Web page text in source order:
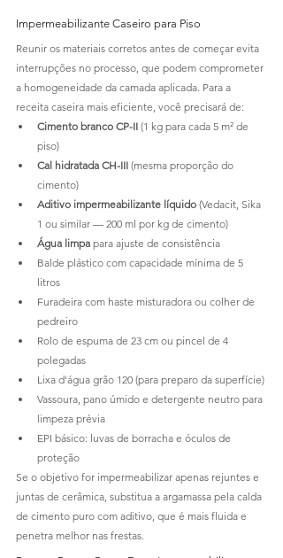
Impermeabilizante Caseiro para Piso
Reunir os materiais corretos antes de começar evita
interrupções no processo, que podem comprometer
a homogeneidade da camada aplicada. Para a
receita caseira mais eficiente, você precisará de:
Cimento branco CP-II (1 kg para cada 5 m² de
piso)
Cal hidratada CH-III (mesma proporção do
cimento)
Aditivo impermeabilizante líquido (Vedacit, Sika
1 ou similar — 200 ml por kg de cimento)
Água limpa para ajuste de consistência
Balde plástico com capacidade mínima de 5
litros
Furadeira com haste misturadora ou colher de
pedreiro
Rolo de espuma de 23 cm ou pincel de 4
polegadas
Lixa d'água grão 120 (para preparo da superfície)
Vassoura, pano úmido e detergente neutro para
limpeza prévia
EPI básico: luvas de borracha e óculos de
proteção
Se o objetivo for impermeabilizar apenas rejuntes e
juntas de cerâmica, substitua a argamassa pela calda
de cimento puro com aditivo, que é mais fluida e
penetra melhor nas frestas.